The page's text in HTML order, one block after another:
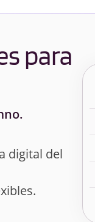
para
digital del